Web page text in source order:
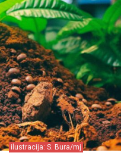
ilustracija: S. Bura/mj